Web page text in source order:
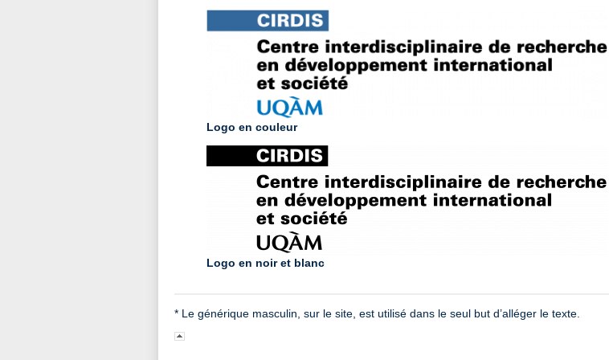
Logo en couleur
Logo en noir et blanc
* Le générique masculin, sur le site, est utilisé dans le seul but d’alléger le texte.